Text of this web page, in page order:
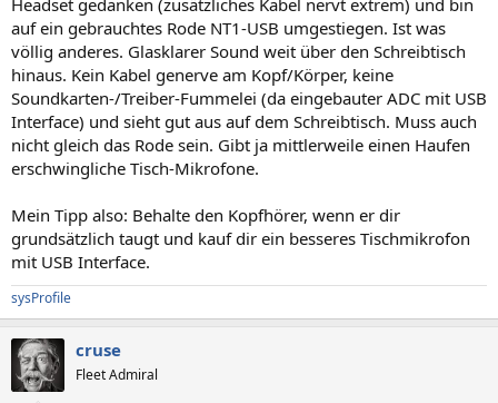
auf ein gebrauchtes Rode NT1-USB umgestiegen. Ist was
völlig anderes. Glasklarer Sound weit über den Schreibtisch
hinaus. Kein Kabel generve am Kopf/Körper, keine
Soundkarten-/Treiber-Fummelei (da eingebauter ADC mit USB
Interface) und sieht gut aus auf dem Schreibtisch. Muss auch
nicht gleich das Rode sein. Gibt ja mittlerweile einen Haufen
erschwingliche Tisch-Mikrofone.
Mein Tipp also: Behalte den Kopfhörer, wenn er dir
grundsätzlich taugt und kauf dir ein besseres Tischmikrofon
mit USB Interface.
sysProfile
cruse
Fleet Admiral